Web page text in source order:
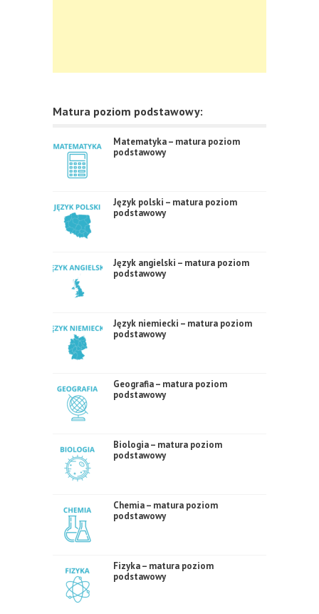
Matura poziom podstawowy:
Matematyka – matura poziom
podstawowy
Język polski – matura poziom
podstawowy
Język angielski – matura poziom
podstawowy
Język niemiecki – matura poziom
podstawowy
Geografia – matura poziom
podstawowy
Biologia – matura poziom
podstawowy
Chemia – matura poziom
podstawowy
Fizyka – matura poziom
podstawowy